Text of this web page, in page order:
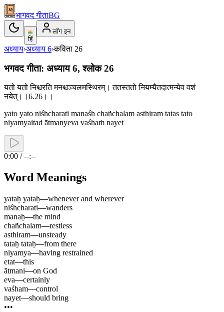
भागवद गीताBG
हिं
लॉग इन
अध्याय›अध्याय 6›कविता 26
भगवद गीता: अध्याय 6, श्लोक 26
यतो यतो निश्चरति मनश्चञ्चलमस्थिरम्। ततस्ततो नियम्यैतदात्मन्येव वशं
नयेत्।।6.26।।
yato yato niśhcharati manaśh chañchalam asthiram tatas tato
niyamyaitad ātmanyeva vaśhaṁ nayet
0:00 / --:--
Word Meanings
yataḥ yataḥ—whenever and wherever
niśhcharati—wanders
manaḥ—the mind
chañchalam—restless
asthiram—unsteady
tataḥ tataḥ—from there
niyamya—having restrained
etat—this
ātmani—on God
eva—certainly
vaśham—control
nayet—should bring
•••